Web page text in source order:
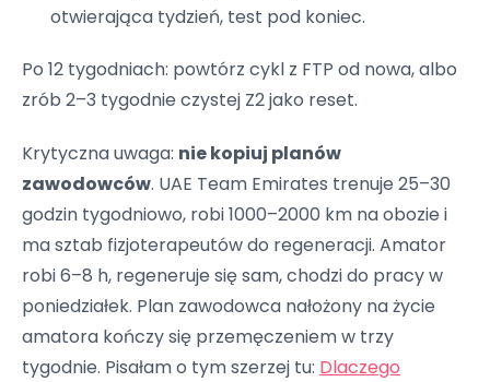
otwierająca tydzień, test pod koniec.
Po 12 tygodniach: powtórz cykl z FTP od nowa, albo
zrób 2–3 tygodnie czystej Z2 jako reset.
Krytyczna uwaga: nie kopiuj planów
zawodowców. UAE Team Emirates trenuje 25–30
godzin tygodniowo, robi 1000–2000 km na obozie i
ma sztab fizjoterapeutów do regeneracji. Amator
robi 6–8 h, regeneruje się sam, chodzi do pracy w
poniedziałek. Plan zawodowca nałożony na życie
amatora kończy się przemęczeniem w trzy
tygodnie. Pisałam o tym szerzej tu: Dlaczego